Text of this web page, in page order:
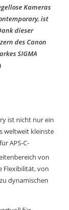
Kameras
ist
dieser
des Canon
SIGMA
ist nicht nur ein
weltweit kleinste
APS-C-
von
Flexibilität, von
dynamischen